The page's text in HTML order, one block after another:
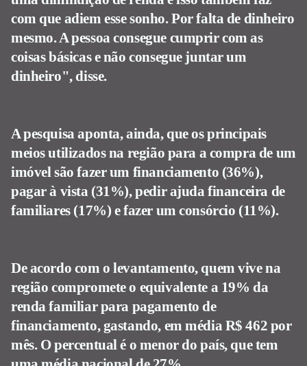
com que adiem esse sonho. Por falta de dinheiro
mesmo. A pessoa consegue cumprir com as
coisas básicas e não consegue juntar um
dinheiro", disse.
A pesquisa aponta, ainda, que os principais
meios utilizados na região para a compra de um
imóvel são fazer um financiamento (36%),
pagar à vista (31%), pedir ajuda financeira de
familiares (17%) e fazer um consórcio (11%).
De acordo com o levantamento, quem vive na
região compromete o equivalente a 19% da
renda familiar para pagamento de
financiamento, gastando, em média R$ 462 por
mês. O percentual é o menor do país, que tem